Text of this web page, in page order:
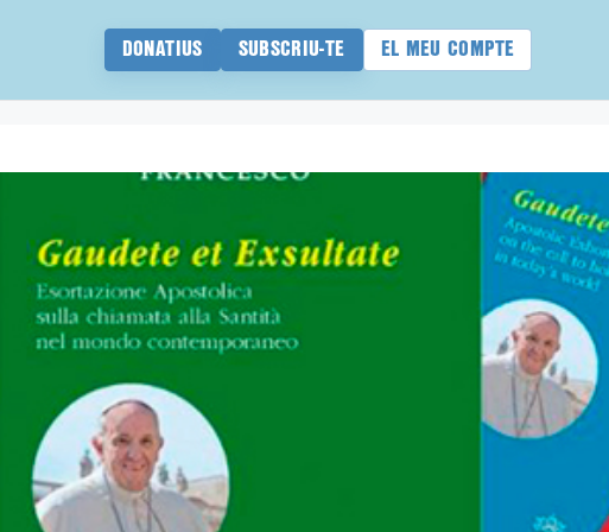
DONATIUS SUBSCRIU-TE EL MEU COMPTE